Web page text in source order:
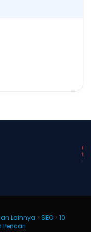
Lainnya > SEO > 10
Pencari